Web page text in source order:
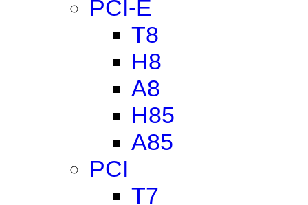
PCI-E
T8
H8
A8
H85
A85
PCI
T7